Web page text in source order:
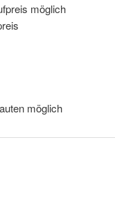
möglich
möglich